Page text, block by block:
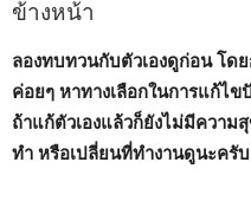
ข้างหน้า
ลองทบทวนกับตัวเองดูก่อน โดย
ค่อยๆ หาทางเลือกในการแก้ไ
ถ้าแก้ตัวเองแล้วก็ยังไม่มีความ
ทำ หรือเปลี่ยนที่ทำงานดูนะครับ